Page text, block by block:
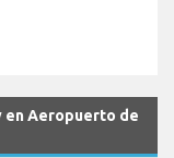
en Aeropuerto de